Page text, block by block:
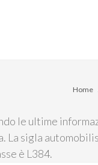
le ultime
sigla
è L384.
Home